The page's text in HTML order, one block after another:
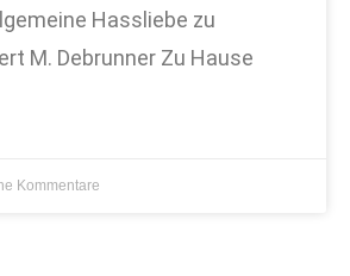
Hassliebe zu
M. Debrunner Zu Hause
Kommentare